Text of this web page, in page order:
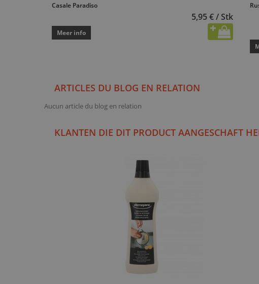
Casale Paradiso
5,95 € / Stk
Meer info
ARTICLES DU BLOG EN RELATION
Aucun article du blog en relation
KLANTEN DIE DIT PRODUCT AANGESCHAFT